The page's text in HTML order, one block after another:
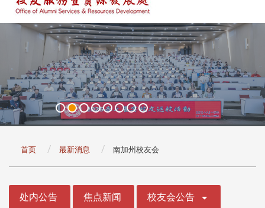
首页 最新消息 南加州校友会
处内公告 焦点新闻 校友会公告